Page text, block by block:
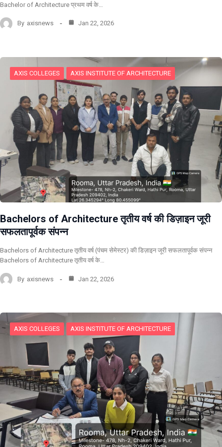
Bachelor of Architecture प्रथम वर्ष के…
By axisnews Jan 22, 2026
AXIS COLLEGES AXIS INSTITUTE OF ARCHITECTURE
Bachelors of Architecture तृतीय वर्ष की डिज़ाइन जूरी
सफलतापूर्वक संपन्न
Bachelors of Architecture तृतीय वर्ष (पंचम सेमेस्टर) की डिज़ाइन जूरी सफलतापूर्वक संपन्न
Bachelors of Architecture तृतीय वर्ष के…
By axisnews Jan 22, 2026
AXIS COLLEGES AXIS INSTITUTE OF ARCHITECTURE